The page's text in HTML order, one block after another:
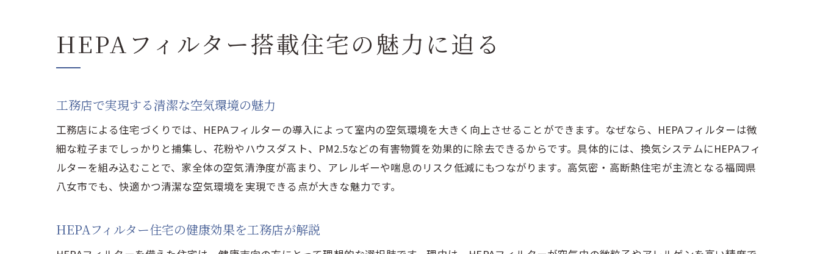
健康志向の方に選ばれる工務店の技術力
工務店が叶える健康重視の住まいづくり
快適さと安心を両立する工務店の家づくり
工務店が提案する健康志向の住環境作り
HEPAフィルター住宅で叶う理想の健康生活
工務店の技術で空気環境を快適に保つ秘訣
HEPAフィルター搭載住宅の魅力に迫る
工務店で実現する清潔な空気環境の魅力
工務店による住宅づくりでは、HEPAフィルターの導入によって室内の空気環境を大きく向上させることができます。なぜなら、HEPAフィルターは微
細な粒子までしっかりと捕集し、花粉やハウスダスト、PM2.5などの有害物質を効果的に除去できるからです。具体的には、換気システムにHEPAフィ
ルターを組み込むことで、家全体の空気清浄度が高まり、アレルギーや喘息のリスク低減にもつながります。高気密・高断熱住宅が主流となる福岡県
八女市でも、快適かつ清潔な空気環境を実現できる点が大きな魅力です。
HEPAフィルター住宅の健康効果を工務店が解説